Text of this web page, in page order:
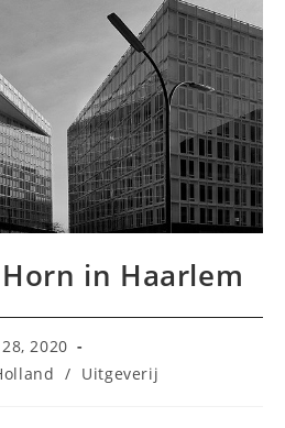
in Haarlem
2020
/ Uitgeverij